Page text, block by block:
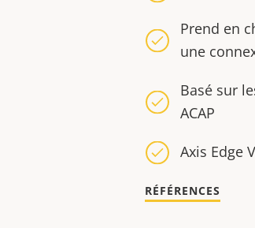
Prend en
une
Basé sur
ACAP
Axis Edge
RÉFÉRENCES